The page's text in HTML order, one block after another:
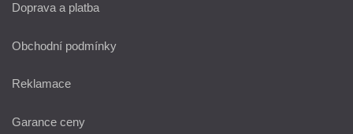
Doprava a platba
Obchodní podmínky
Reklamace
Garance ceny